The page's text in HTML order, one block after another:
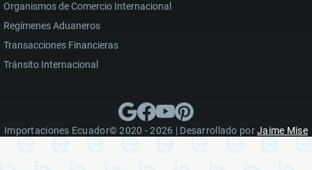
Organismos de Comercio Internacional
Regímenes Aduaneros
Transacciones Financieras
Tránsito Internacional
Importaciones Ecuador© 2020 - 2026 | Desarrollado porJaime Mise